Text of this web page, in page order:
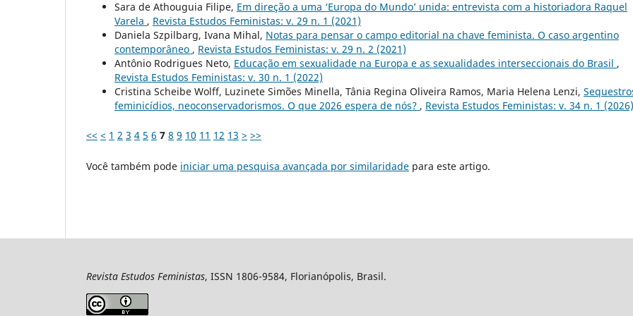
Sara de Athouguia Filipe, Em direção a uma ‘Europa do Mundo’ unida: entrevista com a historiadora Raquel
Varela , Revista Estudos Feministas: v. 29 n. 1 (2021)
Daniela Szpilbarg, Ivana Mihal, Notas para pensar o campo editorial na chave feminista. O caso argentino
contemporâneo , Revista Estudos Feministas: v. 29 n. 2 (2021)
Antônio Rodrigues Neto, Educação em sexualidade na Europa e as sexualidades interseccionais do Brasil ,
Revista Estudos Feministas: v. 30 n. 1 (2022)
Cristina Scheibe Wolff, Luzinete Simões Minella, Tânia Regina Oliveira Ramos, Maria Helena Lenzi,
feminicídios, neoconservadorismos. O que 2026 espera de nós? , Revista Estudos Feministas: v. 34 n. 1 (2026)
<< < 1 2 3 4 5 6 7 8 9 10 11 12 13 > >>
Você também pode iniciar uma pesquisa avançada por similaridade para este artigo.
Revista Estudos Feministas, ISSN 1806-9584, Florianópolis, Brasil.